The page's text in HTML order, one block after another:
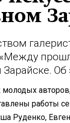
«Между
Об
молодых
работы
Руденко,